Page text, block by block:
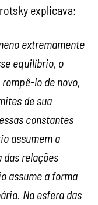
explicava:
extremamente
equilíbrio, o
lo de novo,
de sua
constantes
assumem a
das relações
assume a forma
Na esfera das